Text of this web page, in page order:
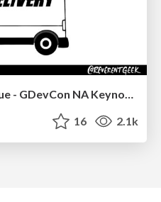
16 2.1k